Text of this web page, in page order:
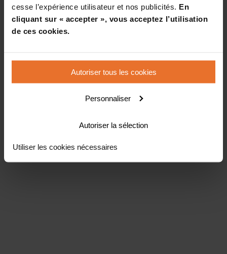
cesse l’expérience utilisateur et nos publicités. En
cliquant sur « accepter », vous acceptez l’utilisation
de ces cookies.
Autoriser tous les cookies
Personnaliser
Autoriser la sélection
Utiliser les cookies nécessaires